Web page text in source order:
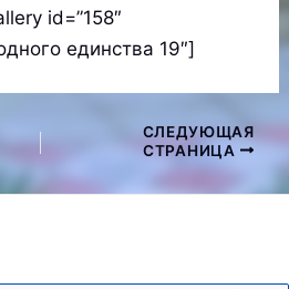
id=”158″
единства 19″]
СЛЕДУЮЩАЯ
СТРАНИЦА